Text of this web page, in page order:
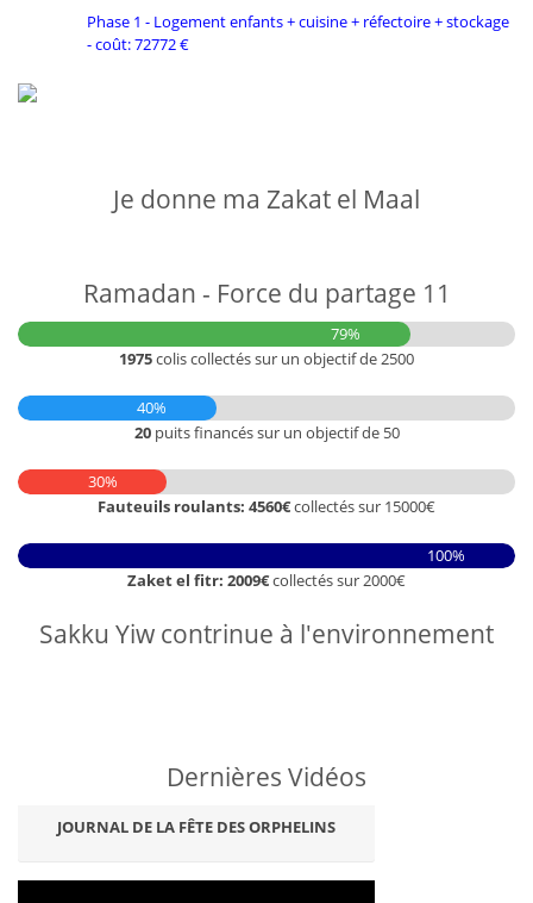
Phase 1 - Logement enfants + cuisine + réfectoire + stockage
- coût: 72772 €
Je donne ma Zakat el Maal
Ramadan - Force du partage 11
79%
1975colis collectés sur un objectif de 2500
40%
20 puits financés sur un objectif de 50
30%
Fauteuils roulants: 4560€collectés sur 15000€
100%
Zaket el fitr: 2009€collectés sur 2000€
Sakku Yiw contrinue à l'environnement
Dernières Vidéos
JOURNAL DE LA FÊTE DES ORPHELINS